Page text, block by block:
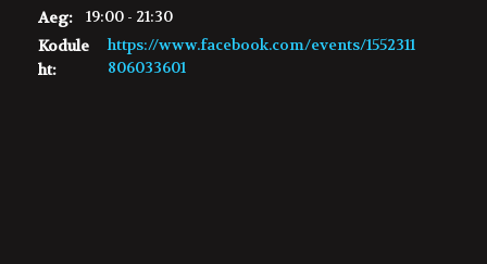
Aeg:
19:00 - 21:30
Kodule
ht:
https://www.facebook.com/events/1552311
806033601